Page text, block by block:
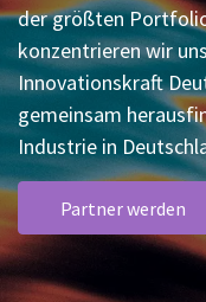
der größten
konzentrieren wir
Innovationskraft
gemeinsam
Industrie in
Partner werden